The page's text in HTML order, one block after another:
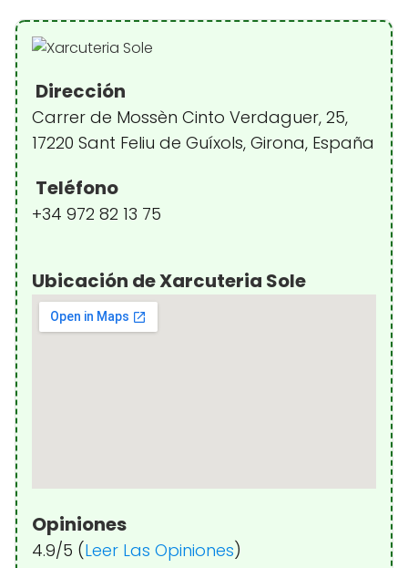
Dirección
Carrer de Mossèn Cinto Verdaguer, 25,
17220 Sant Feliu de Guíxols, Girona, España
Teléfono
+34 972 82 13 75
Ubicación de Xarcuteria Sole
Opiniones
4.9/5 (Leer Las Opiniones)